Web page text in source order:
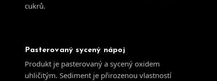
cukrů.
Pasterovaný sycený nápoj
Produkt je pasterovaný a sycený oxidem
uhličitým. Sediment je přirozenou vlastností